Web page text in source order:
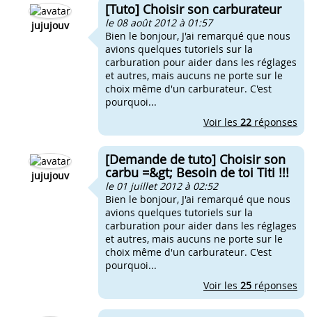
jujujouv
[Tuto] Choisir son carburateur
le 08 août 2012 à 01:57
Bien le bonjour, J'ai remarqué que nous
avions quelques tutoriels sur la
carburation pour aider dans les réglages
et autres, mais aucuns ne porte sur le
choix même d'un carburateur. C'est
pourquoi...
Voir les 22 réponses
jujujouv
[Demande de tuto] Choisir son
carbu =&gt; Besoin de toi Titi !!!
le 01 juillet 2012 à 02:52
Bien le bonjour, J'ai remarqué que nous
avions quelques tutoriels sur la
carburation pour aider dans les réglages
et autres, mais aucuns ne porte sur le
choix même d'un carburateur. C'est
pourquoi...
Voir les 25 réponses